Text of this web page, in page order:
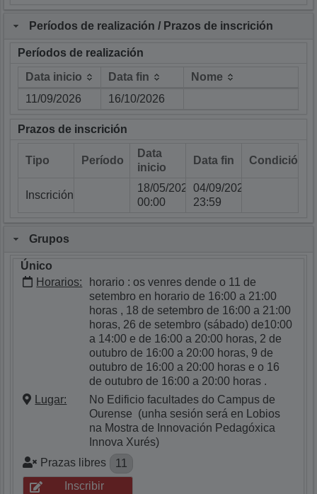
Períodos de realización / Prazos de inscrición
Períodos de realización
Data inicio
Data fin
Nome
Data inicio
Data fin
11/09/2026 16/10/2026
Prazos de inscrición
Tipo Período
Data
inicio
Data fin Condicións
Inscrición
18/05/2026
00:00
04/09/2026
23:59
Grupos
Único
Horarios:
horario : os venres dende o 11 de
setembro en horario de 16:00 a 21:00
horas , 18 de setembro de 16:00 a 21:00
horas, 26 de setembro (sábado) de10:00
a 14:00 e de 16:00 a 20:00 horas, 2 de
outubro de 16:00 a 20:00 horas, 9 de
outubro de 16:00 a 20:00 horas e o 16
de outubro de 16:00 a 20:00 horas .
Lugar:
No Edificio facultades do Campus de
Ourense (unha sesión será en Lobios
na Mostra de Innovación Pedagóxica
Innova Xurés)
Prazas libres
11
Inscribir